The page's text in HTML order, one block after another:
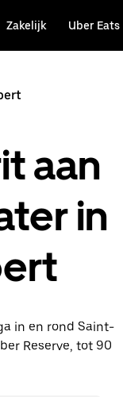
Zakelijk Uber Eats
aan
in
in en rond Saint-
Reserve, tot 90